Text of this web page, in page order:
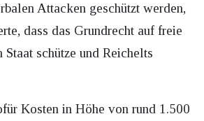
Attacken geschützt werden,
dass das Grundrecht auf freie
schütze und Reichelts
Kosten in Höhe von rund 1.500